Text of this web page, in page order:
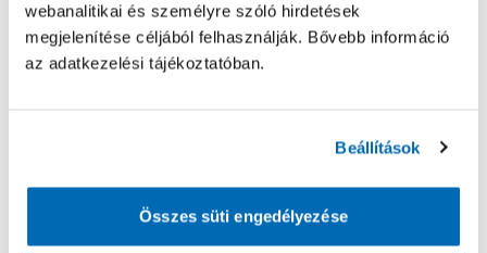
webanalitikai és személyre szóló hirdetések
megjelenítése céljából felhasználják. Bővebb információ
az adatkezelési tájékoztatóban.
Beállítások
Összes süti engedélyezése